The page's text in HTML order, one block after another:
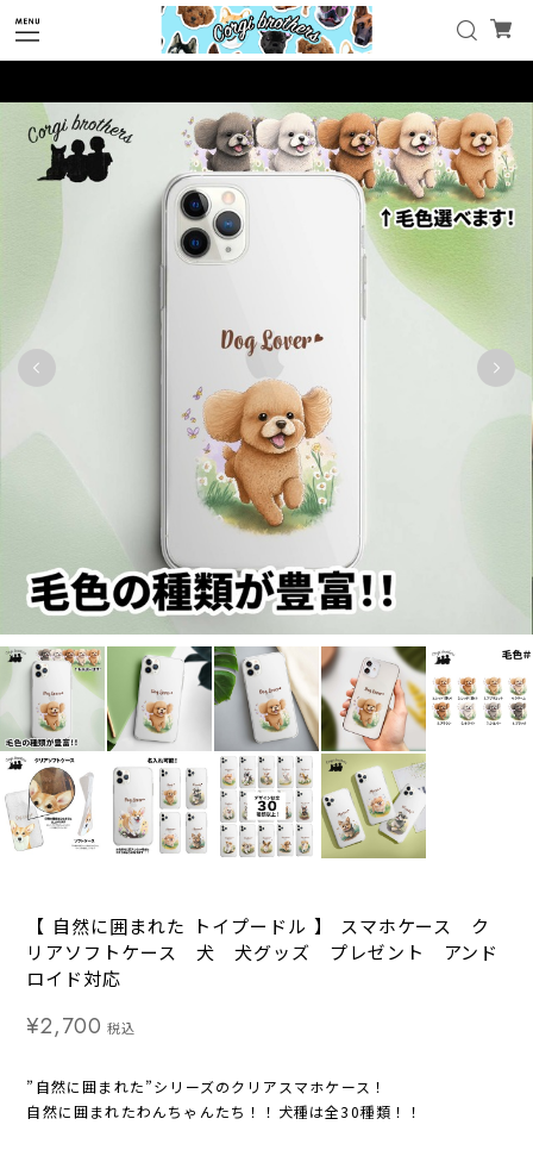
【 自然に囲まれた トイプードル 】 スマホケース ク
リアソフトケース 犬 犬グッズ プレゼント アンド
ロイド対応
¥2,700 税込
”自然に囲まれた”シリーズのクリアスマホケース！
自然に囲まれたわんちゃんたち！！犬種は全30種類！！